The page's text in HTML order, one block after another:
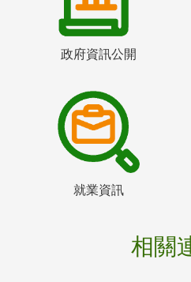
政府資訊公開
就業資訊
相關